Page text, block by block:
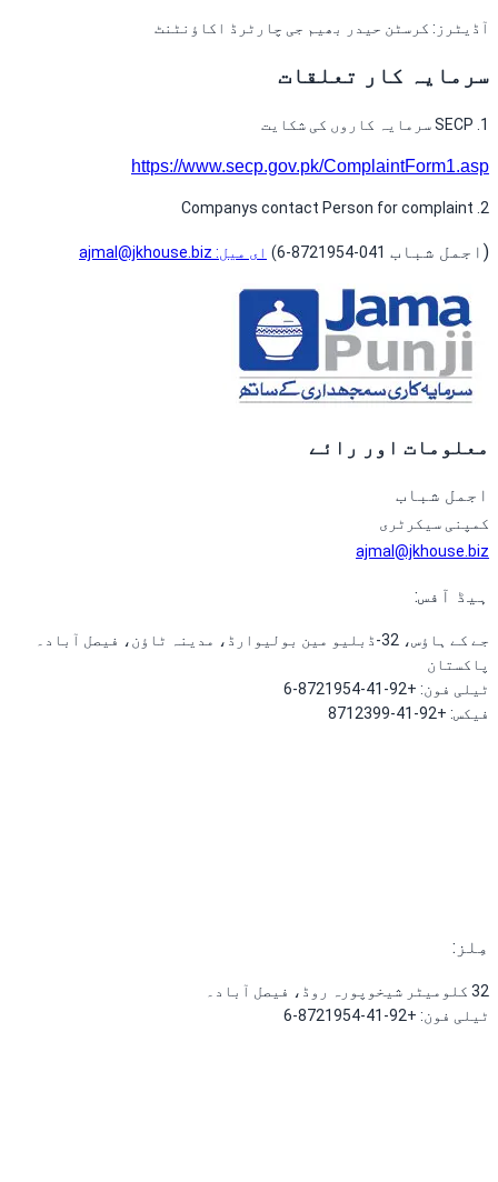
آڈیٹرز: کرسٹن حیدر بھیم جی چارٹرڈ اکاؤنٹنٹ
سرمایہ کار تعلقات
1. SECP سرمایہ کاروں کی شکایت
https://www.secp.gov.pk/ComplaintForm1.asp
2. Companys contact Person for complaint
( اجمل شباب 041-8721954-6
) ای میل: ajmal@jkhouse.biz
معلومات اور رائے
اجمل شباب
کمپنی سیکرٹری
ajmal@jkhouse.biz
ہیڈ آفس:
جے کے ہاؤس، 32-ڈبلیو مین بولیوارڈ، مدینہ ٹاؤن، فیصل آباد۔
پاکستان
ٹیلی فون:
+92-41-8721954-6
فیکس:
+92-41-8712399
مِلز :
32 کلومیٹر شیخوپورہ روڈ، فیصل آباد۔
ٹیلی فون:
+92-41-8721954-6